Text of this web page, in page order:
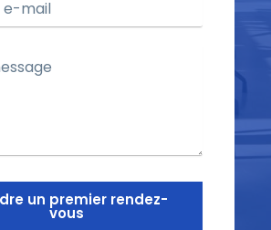
un premier rendez-
vous